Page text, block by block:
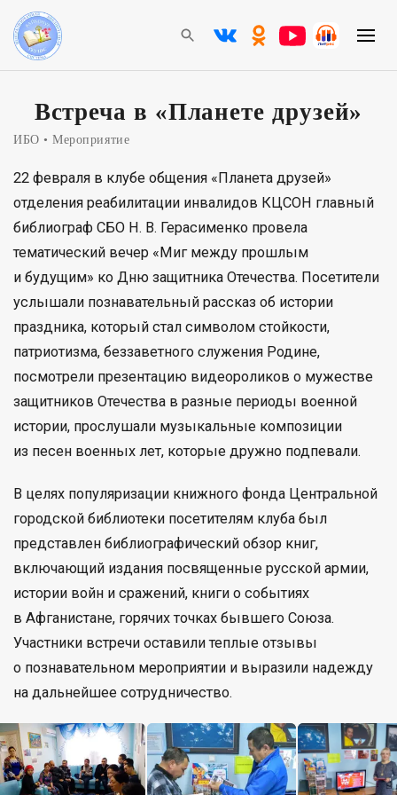
Встреча в «Планете друзей»
ИБО Мероприятие
22 февраля в клубе общения «Планета друзей»
отделения реабилитации инвалидов КЦСОН главный
библиограф СБО Н. В. Герасименко провела
тематический вечер «Миг между прошлым
и будущим» ко Дню защитника Отечества. Посетители
услышали познавательный рассказ об истории
праздника, который стал символом стойкости,
патриотизма, беззаветного служения Родине,
посмотрели презентацию видеороликов о мужестве
защитников Отечества в разные периоды военной
истории, прослушали музыкальные композиции
из песен военных лет, которые дружно подпевали.
В целях популяризации книжного фонда Центральной
городской библиотеки посетителям клуба был
представлен библиографический обзор книг,
включающий издания посвященные русской армии,
истории войн и сражений, книги о событиях
в Афганистане, горячих точках бывшего Союза.
Участники встречи оставили теплые отзывы
о познавательном мероприятии и выразили надежду
на дальнейшее сотрудничество.